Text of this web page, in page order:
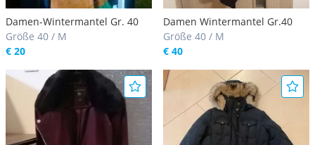
Damen-Wintermantel Gr. 40
Größe 40 / M
€ 20
Damen Wintermantel Gr.40
Größe 40 / M
€ 40